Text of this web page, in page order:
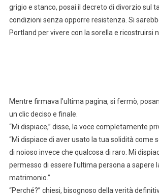
grigio e stanco, posai il decreto di divorzio sul
condizioni senza opporre resistenza. Si
Portland per vivere con la sorella e ricostruirsi
Mentre firmava l’ultima pagina, si fermò,
un clic deciso e finale.
“Mi dispiace,” disse, la voce completamente
“Mi dispiace di aver usato la tua solidità come
di noioso invece che qualcosa di raro. Mi
permesso di essere l’ultima persona a sapere
matrimonio.”
“Perché?” chiesi, bisognoso della verità